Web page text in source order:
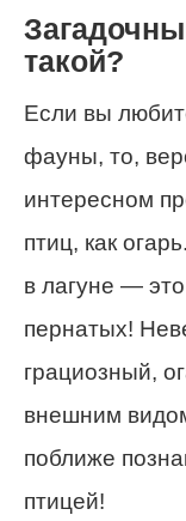
такой?
Если вы
фауны, то,
интересном
птиц, как
в лагуне —
пернатых!
грациозный,
внешним
поближе
птицей!